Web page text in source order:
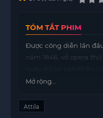
TÓM TẮT PHIM
Được công diễn lần
năm 1846, vở opera
tháng 12. Sau khi khai
đợi Macbeth, Giám
Mở rộng...
Attila